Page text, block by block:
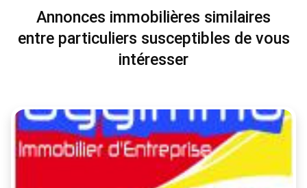
Annonces immobilières similaires
entre particuliers susceptibles de vous
intéresser